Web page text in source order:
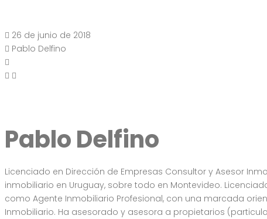
26 de junio de 2018
Pablo Delfino
Pablo Delfino
Licenciado en Dirección de Empresas Consultor y Asesor
inmobiliario en Uruguay, sobre todo en Montevideo.
como Agente Inmobiliario Profesional, con una marcada
Inmobiliario. Ha asesorado y asesora a propietarios